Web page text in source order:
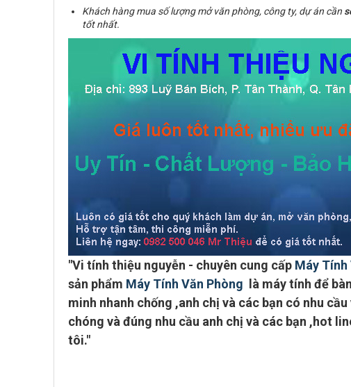
Khách hàng mua số lượng mở văn phòng, công ty, dự án cần
tốt nhất.
"Vi tính thiệu nguyễn - chuyên cung cấp Máy Tính
sản phẩm Máy Tính Văn Phòng là máy tính để
minh nhanh chống ,anh chị và các bạn có nhu
chóng và đúng nhu cầu anh chị và các bạn ,hot
tôi."